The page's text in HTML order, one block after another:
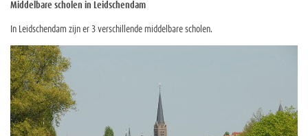
Middelbare scholen in Leidschendam
In Leidschendam zijn er 3 verschillende middelbare scholen.